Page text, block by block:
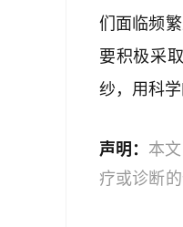
们面临频
要积极采
纱，用科
声明： 本
疗或诊断